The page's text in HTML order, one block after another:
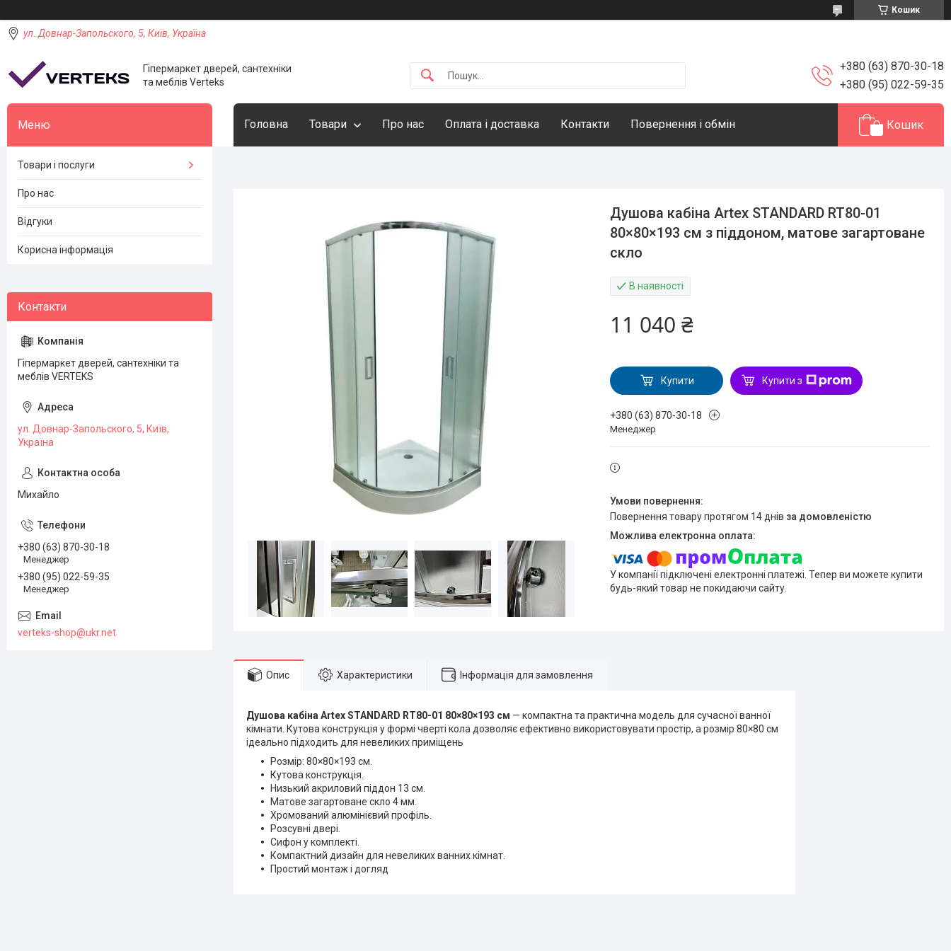
Кошик
ул. Довнар-Запольского, 5, Київ, Україна
Гіпермаркет дверей, сантехніки
та меблів Verteks
+380 (63) 870-30-18
+380 (95) 022-59-35
Головна Товари Про нас Оплата і доставка Контакти Повернення і обмін Кошик
Душова кабіна Artex STANDARD RT80-01
80×80×193 см з піддоном, матове загартоване
скло
В наявності
11 040 ₴
Купити Купити з
+380 (63) 870-30-18
Менеджер
повернення товару протягом 14 днів за домовленістю
У компанії підключені електронні платежі. Тепер ви можете купити
будь-який товар не покидаючи сайту.
Опис Характеристики Інформація для замовлення
Душова кабіна Artex STANDARD RT80-01 80×80×193 см — компактна та практична модель для сучасної ванної
кімнати. Кутова конструкція у формі чверті кола дозволяє ефективно використовувати простір, а розмір 80×80 см
ідеально підходить для невеликих приміщень
Розмір: 80×80×193 см.
Кутова конструкція.
Низький акриловий піддон 13 см.
Матове загартоване скло 4 мм.
Хромований алюмінієвий профіль.
Розсувні двері.
Сифон у комплекті.
Компактний дизайн для невеликих ванних кімнат.
Простий монтаж і догляд
Товари і послуги
Про нас
Відгуки
Корисна інформація
Гіпермаркет дверей, сантехніки та
меблів VERTEKS
ул. Довнар-Запольского, 5, Київ,
Україна
Михайло
+380 (63) 870-30-18
Менеджер
+380 (95) 022-59-35
Менеджер
verteks-shop@ukr.net